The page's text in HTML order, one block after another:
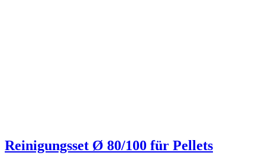
Reinigungsset Ø 80/100 für Pellets